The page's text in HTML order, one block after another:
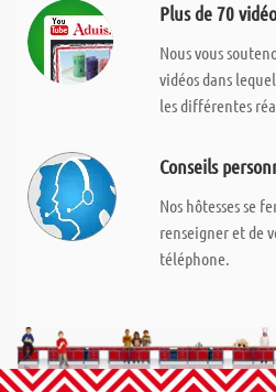
Plus de 70
Nous vous
vidéos dans
les différentes
Conseils
Nos hôtesses se
renseigner et de
téléphone.